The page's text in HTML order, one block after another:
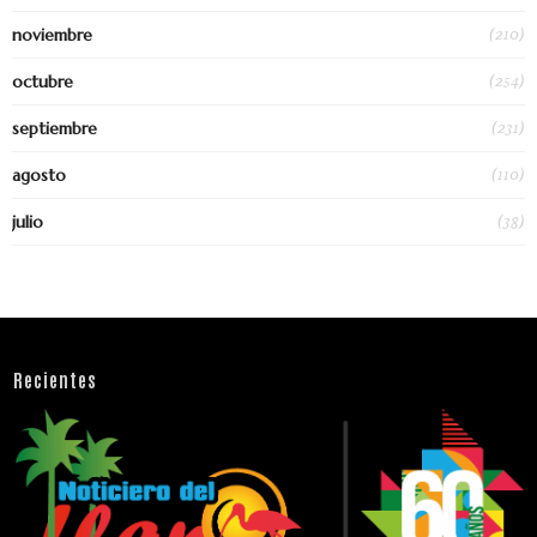
noviembre (210)
octubre (254)
septiembre (231)
agosto (110)
julio (38)
Recientes